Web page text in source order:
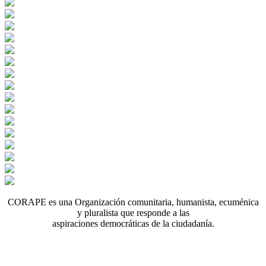
CORAPE es una Organización comunitaria, humanista, ecuménica
y pluralista que responde a las
aspiraciones democráticas de la ciudadanía.